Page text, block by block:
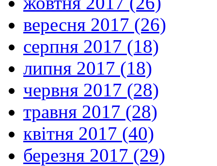
вересня 2017 (26)
серпня 2017 (18)
липня 2017 (18)
червня 2017 (28)
травня 2017 (28)
квітня 2017 (40)
березня 2017 (29)